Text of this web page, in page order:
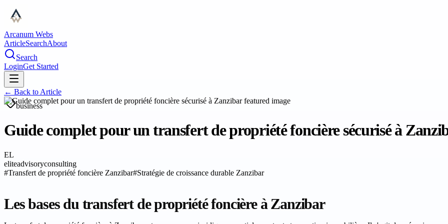
Arcanum Webs
ArticleSearchAbout
Search
LoginGet Started
← Back to Article
business
Guide complet pour un transfert de propriété foncière sécurisé à
EL
eliteadvisoryconsulting
#Transfert de propriété foncière Zanzibar#Stratégie de croissance durable Zanzibar
Les bases du transfert de propriété foncière à Zanzibar